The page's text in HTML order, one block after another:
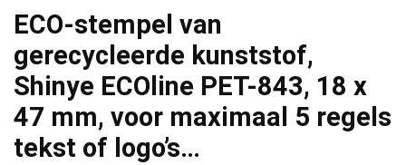
ECO-stempel van
gerecycleerde kunststof,
Shinye ECOline PET-843, 18 x
47 mm, voor maximaal 5 regels
tekst of logo’s…